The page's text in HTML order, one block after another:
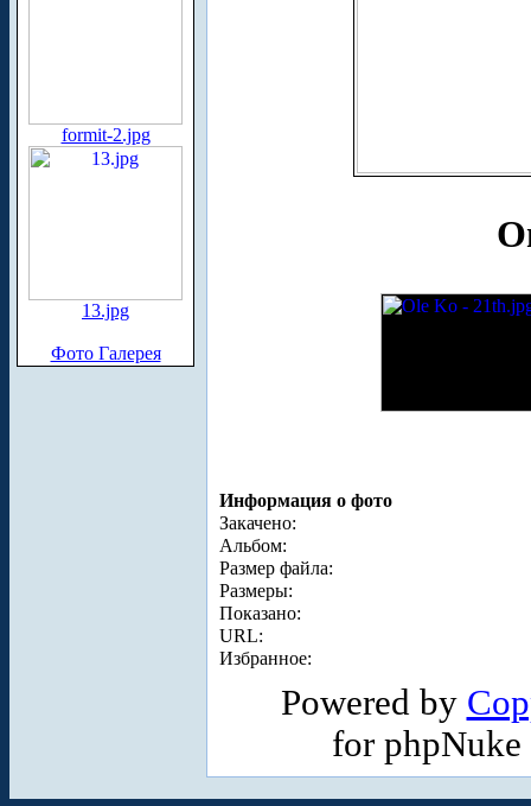
formit-2.jpg
13.jpg
Фото Галерея
Информация о фото
Закачено:
Альбом:
Размер файла:
Размеры:
Показано:
URL:
Избранное:
Powered by
for